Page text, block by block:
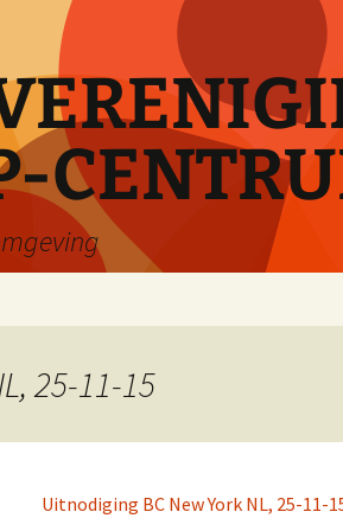
25-11-15
Uitnodiging BC New York NL, 25-11-